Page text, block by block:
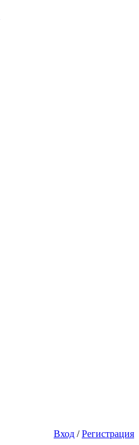
Вход /Регистрация